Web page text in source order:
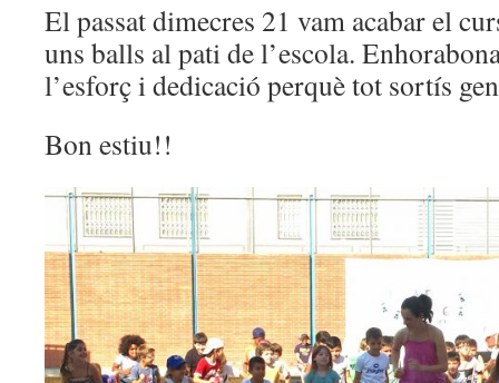
El passat dimecres 21 vam acabar el
uns balls al pati de l’escola.
l’esforç i dedicació perquè tot sortís
Bon estiu!!